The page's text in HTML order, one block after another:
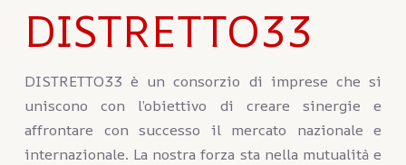
DISTRETTO33
DISTRETTO33 è un consorzio di imprese che si
uniscono con l’obiettivo di creare sinergie e
affrontare con successo il mercato nazionale e
internazionale. La nostra forza sta nella mutualità e